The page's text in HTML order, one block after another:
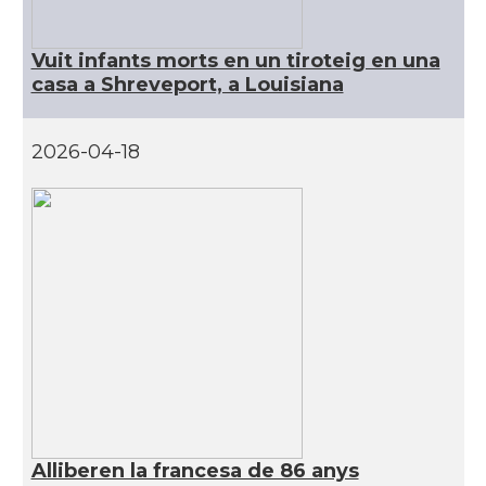
CAMON Catalans a INDIANA
Vuit infants morts en un tiroteig en una
casa a Shreveport, a Louisiana
2026-04-18
Alliberen la francesa de 86 anys